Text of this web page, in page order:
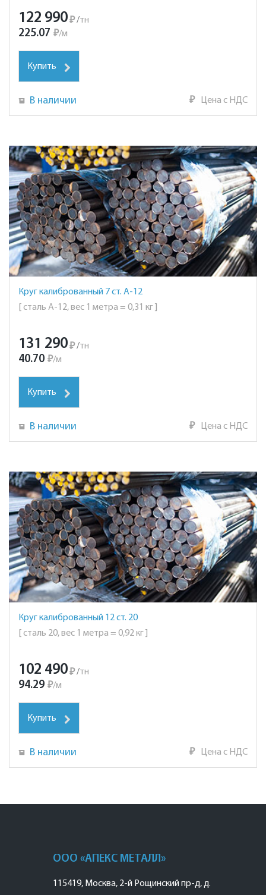
122 990₽ /тн
225.07 ₽/м
Купить
В наличии ₽ Цена с НДС
Круг калиброванный 7 ст. А-12
[ сталь А-12, вес 1 метра = 0,31 кг ]
131 290₽ /тн
40.70 ₽/м
Купить
В наличии ₽ Цена с НДС
Круг калиброванный 12 ст. 20
[ сталь 20, вес 1 метра = 0,92 кг ]
102 490₽ /тн
94.29 ₽/м
Купить
В наличии ₽ Цена с НДС
ООО «АПЕКС МЕТАЛЛ»
115419, Москва, 2-й Рощинский пр-д, д.